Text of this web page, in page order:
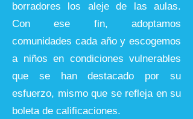
borradores los aleje de las aulas.
Con ese fin, adoptamos
comunidades cada año y escogemos
a niños en condiciones vulnerables
que se han destacado por su
esfuerzo, mismo que se refleja en su
boleta de calificaciones.